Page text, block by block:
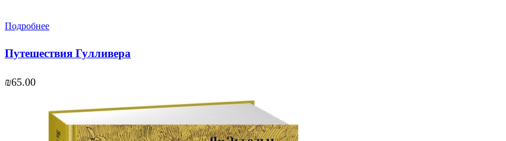
Подробнее
Путешествия Гулливера
₪65.00